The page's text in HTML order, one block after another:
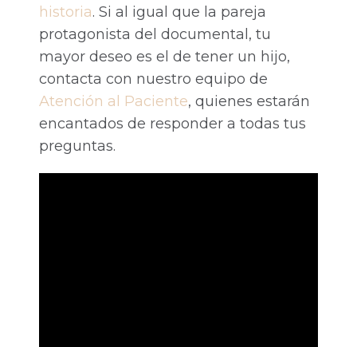
historia. Si al igual que la pareja
protagonista del documental, tu
mayor deseo es el de tener un hijo,
contacta con nuestro equipo de
Atención al Paciente, quienes estarán
encantados de responder a todas tus
preguntas.